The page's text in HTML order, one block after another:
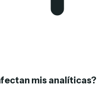
mis analíticas?